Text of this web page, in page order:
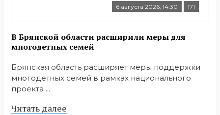
6 августа 2026, 14:30 171
В Брянской области расширили меры для
многодетных семей
Брянская область расширяет меры поддержки
многодетных семей в рамках национального
проекта ...
Читать далее